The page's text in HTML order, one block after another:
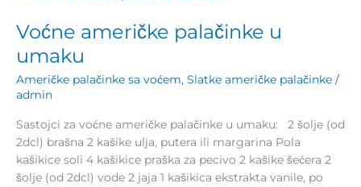
Voćne američke palačinke u
umaku
Američke palačinke sa voćem, Slatke američke palačinke /
admin
Sastojci za voćne američke palačinke u umaku: 2 šolje (od
2dcl) brašna 2 kašike ulja, putera ili margarina Pola
kašikice soli 4 kašikice praška za pecivo 2 kašike šećera 2
šolje (od 2dcl) vode 2 jaja 1 kašikica ekstrakta vanile, po
palačinke
umaku